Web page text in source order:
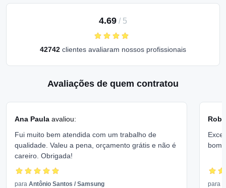
4.69 / 5
42742 clientes avaliaram nossos profissionais
Avaliações de quem contratou
Ana Paula avaliou:
Fui muito bem atendida com um trabalho de
qualidade. Valeu a pena, orçamento grátis e não é
careiro. Obrigada!
para Antônio Santos / Samsung
bom
para